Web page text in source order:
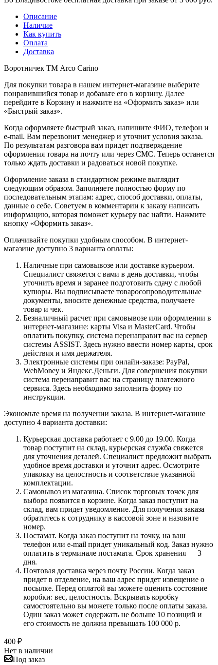
Описание
Наличие
Как купить
Оплата
Доставка
Воротничек ТМ Arco Carino
Для покупки товара в нашем интернет-магазине выберите
понравившийся товар и добавьте его в корзину. Далее
перейдите в Корзину и нажмите на «Оформить заказ» или
«Быстрый заказ».
Когда оформляете быстрый заказ, напишите ФИО, телефон и
e-mail. Вам перезвонит менеджер и уточнит условия заказа.
По результатам разговора вам придет подтверждение
оформления товара на почту или через СМС. Теперь останется
только ждать доставки и радоваться новой покупке.
Оформление заказа в стандартном режиме выглядит
следующим образом. Заполняете полностью форму по
последовательным этапам: адрес, способ доставки, оплаты,
данные о себе. Советуем в комментарии к заказу написать
информацию, которая поможет курьеру вас найти. Нажмите
кнопку «Оформить заказ».
Оплачивайте покупки удобным способом. В интернет-
магазине доступно 3 варианта оплаты:
Наличные при самовывозе или доставке курьером.
Специалист свяжется с вами в день доставки, чтобы
уточнить время и заранее подготовить сдачу с любой
купюры. Вы подписываете товаросопроводительные
документы, вносите денежные средства, получаете
товар и чек.
Безналичный расчет при самовывозе или оформлении в
интернет-магазине: карты Visa и MasterCard. Чтобы
оплатить покупку, система перенаправит вас на сервер
системы ASSIST. Здесь нужно ввести номер карты, срок
действия и имя держателя.
Электронные системы при онлайн-заказе: PayPal,
WebMoney и Яндекс.Деньги. Для совершения покупки
система перенаправит вас на страницу платежного
сервиса. Здесь необходимо заполнить форму по
инструкции.
Экономьте время на получении заказа. В интернет-магазине
доступно 4 варианта доставки:
Курьерская доставка работает с 9.00 до 19.00. Когда
товар поступит на склад, курьерская служба свяжется
для уточнения деталей. Специалист предложит выбрать
удобное время доставки и уточнит адрес. Осмотрите
упаковку на целостность и соответствие указанной
комплектации.
Самовывоз из магазина. Список торговых точек для
выбора появится в корзине. Когда заказ поступит на
склад, вам придет уведомление. Для получения заказа
обратитесь к сотруднику в кассовой зоне и назовите
номер.
Постамат. Когда заказ поступит на точку, на ваш
телефон или e-mail придет уникальный код. Заказ нужно
оплатить в терминале постамата. Срок хранения — 3
дня.
Почтовая доставка через почту России. Когда заказ
придет в отделение, на ваш адрес придет извещение о
посылке. Перед оплатой вы можете оценить состояние
коробки: вес, целостность. Вскрывать коробку
самостоятельно вы можете только после оплаты заказа.
Один заказ может содержать не больше 10 позиций и
его стоимость не должна превышать 100 000 р.
400 ₽
Нет в наличии
Под заказ